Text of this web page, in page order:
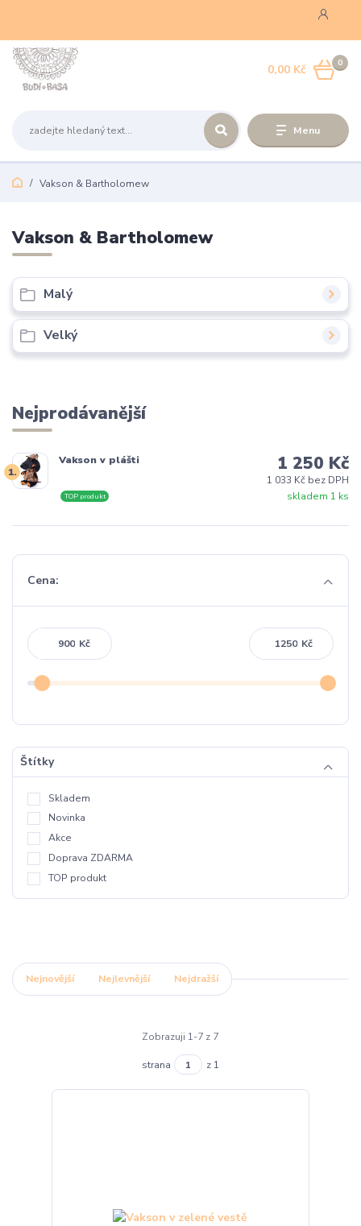
Menu
0
0,00 Kč
Vakson & Bartholomew
Vakson & Bartholomew
Malý
Velký
Nejprodávanější
1.
Vakson v plášti
skladem 1 ks
TOP produkt
1 250 Kč
1 033 Kč bez DPH
Cena:
Kč Kč
Štítky
Skladem
Novinka
Akce
Doprava ZDARMA
TOP produkt
Nejnovější Nejlevnější Nejdražší
Zobrazuji 1-7 z 7
strana z 1